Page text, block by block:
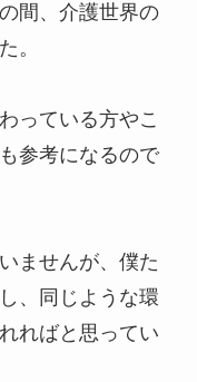
間、介護世界の
。
っている方やこ
参考になるので
ませんが、僕た
、同じような環
ればと思ってい